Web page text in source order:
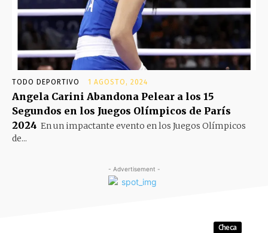
TODO DEPORTIVO 1 AGOSTO, 2024
Angela Carini Abandona Pelear a los 15
Segundos en los Juegos Olímpicos de París
2024 En un impactante evento en los Juegos Olímpicos
de...
- Advertisement -
Checa